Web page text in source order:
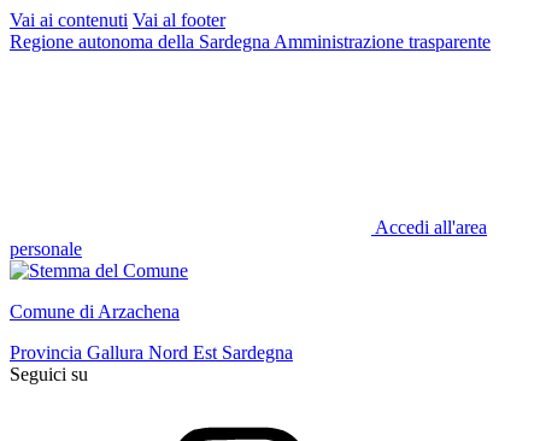
Vai ai contenuti Vai al footer
Regione autonoma della Sardegna Amministrazione trasparente
Accedi all'area
personale
Comune di Arzachena
Provincia Gallura Nord Est Sardegna
Seguici su